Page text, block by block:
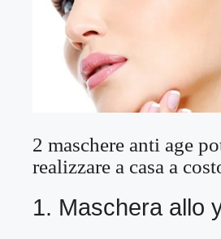
2 maschere anti age
realizzare a casa a
1. Maschera allo